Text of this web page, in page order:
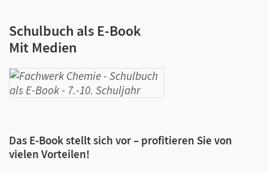
Schulbuch als E-Book
Mit Medien
Das E-Book stellt sich vor – profitieren Sie von
vielen Vorteilen!